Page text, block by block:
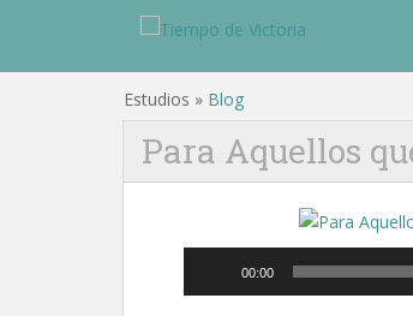
Estudios » Blog
Para Aquellos
00:00